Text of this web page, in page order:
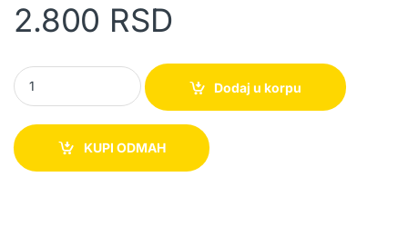
2.800 RSD
Prsluk sa grejačima quantity
Dodaj u korpu
KUPI ODMAH